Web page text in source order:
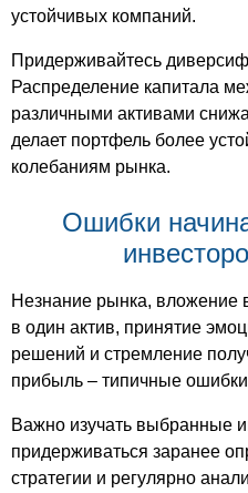
устойчивых компаний.
Придерживайтесь
Распределение капитала
различными активами
делает портфель более
колебаниям рынка.
Ошибки
Незнание рынка, вложение
в один актив, принятие
решений и стремление
прибыль – типичные
Важно изучать выбранные
придерживаться заранее
стратегии и регулярно